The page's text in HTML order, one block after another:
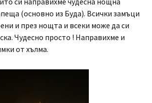
(основно из Буда). Всички замъци
и през нощта и всеки може да си
Чудесно просто ! Направихме и
от хълма.